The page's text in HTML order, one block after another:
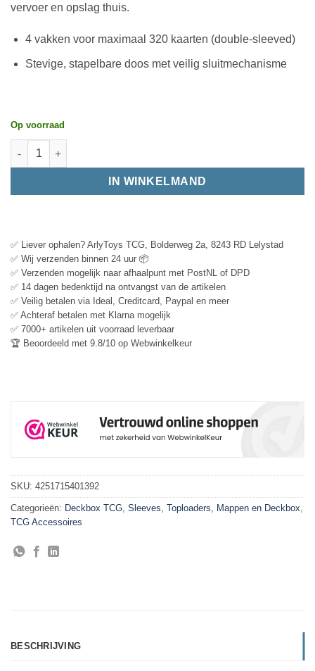
vervoer en opslag thuis.
4 vakken voor maximaal 320 kaarten (double-sleeved)
Stevige, stapelbare doos met veilig sluitmechanisme
Op voorraad
IN WINKELMAND
✅ Liever ophalen? ArlyToys TCG, Bolderweg 2a, 8243 RD Lelystad
✅ Wij verzenden binnen 24 uur 📦
✅ Verzenden mogelijk naar afhaalpunt met PostNL of DPD
✅ 14 dagen bedenktijd na ontvangst van de artikelen
✅ Veilig betalen via Ideal, Creditcard, Paypal en meer
✅ Achteraf betalen met Klarna mogelijk
✅ 7000+ artikelen uit voorraad leverbaar
🏆 Beoordeeld met 9.8/10 op Webwinkelkeur
SKU: 4251715401392
Categorieën: Deckbox TCG, Sleeves, Toploaders, Mappen en Deckbox,
TCG Accessoires
BESCHRIJVING